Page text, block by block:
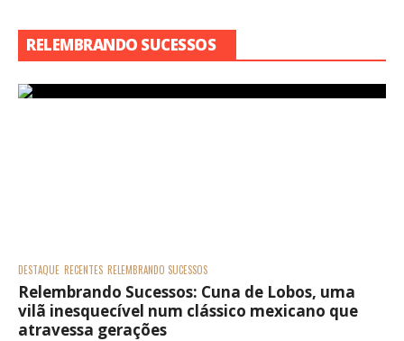
RELEMBRANDO SUCESSOS
DESTAQUE RECENTES RELEMBRANDO SUCESSOS
Relembrando Sucessos: Cuna de Lobos, uma
vilã inesquecível num clássico mexicano que
atravessa gerações